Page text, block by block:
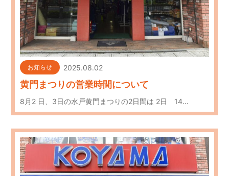
お知らせ 2025.08.02
黄門まつりの営業時間について
8月2 日、3日の水戸黄門まつりの2日間は 2日 14…